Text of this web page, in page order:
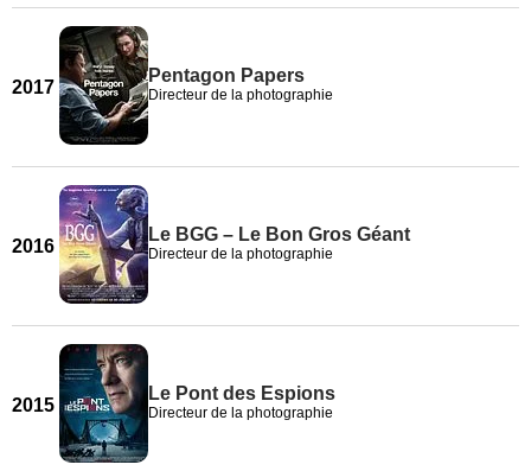
2017
Pentagon Papers
Directeur de la photographie
2016
Le BGG – Le Bon Gros Géant
Directeur de la photographie
2015
Le Pont des Espions
Directeur de la photographie